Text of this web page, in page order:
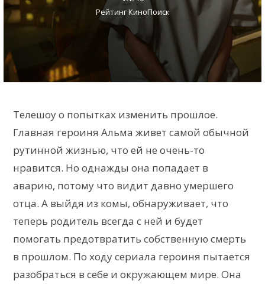
Рейтинг КиноПоиск
Телешоу о попытках изменить прошлое.
Главная героиня Альма живет самой обычной
рутинной жизнью, что ей не очень-то
нравится. Но однажды она попадает в
аварию, потому что видит давно умершего
отца. А выйдя из комы, обнаруживает, что
теперь родитель всегда с ней и будет
помогать предотвратить собственную смерть
в прошлом. По ходу сериала героиня пытается
разобраться в себе и окружающем мире. Она